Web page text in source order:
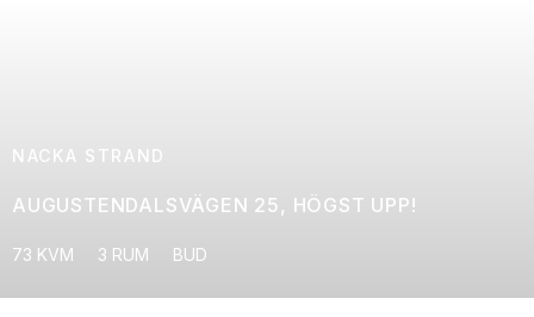
NACKA STRAND
AUGUSTENDALSVÄGEN 25, HÖGST UPP!
73 KVM 3 RUM BUD